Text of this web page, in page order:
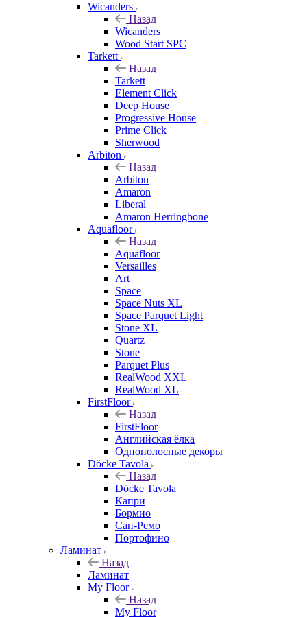
Wicanders
Назад
Wicanders
Wood Start SPC
Tarkett
Назад
Tarkett
Element Click
Deep House
Progressive House
Prime Click
Sherwood
Arbiton
Назад
Arbiton
Amaron
Liberal
Amaron Herringbone
Aquafloor
Назад
Aquafloor
Versailles
Art
Space
Space Nuts XL
Space Parquet Light
Stone XL
Quartz
Stone
Parquet Plus
RealWood XXL
RealWood XL
FirstFloor
Назад
FirstFloor
Английская ёлка
Однополосные декоры
Döcke Tavola
Назад
Döcke Tavola
Капри
Бормио
Сан-Ремо
Портофино
Ламинат
Назад
Ламинат
My Floor
Назад
My Floor